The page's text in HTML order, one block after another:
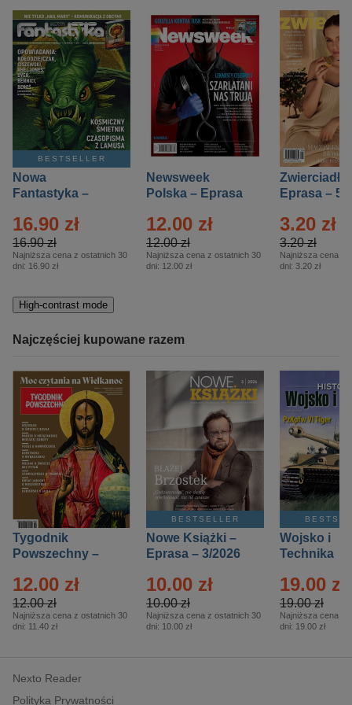
BESTSELLER
Nowa
Fantastyka –
16.90 zł
16.90 zł
Najniższa cena z ostatnich 30
dni: 16.90 zł
Newsweek
Polska – Eprasa
12.00 zł
12.00 zł
Najniższa cena z ostatnich 30
dni: 12.00 zł
Zwierciadło
Eprasa – 5/
3.20 zł
3.20 zł
Najniższa cena z
dni: 3.20 zł
High-contrast mode
Najczęściej kupowane razem
Tygodnik
Powszechny –
12.00 zł
12.00 zł
Najniższa cena z ostatnich 30
dni: 11.40 zł
BESTSELLER
Nowe Książki –
Eprasa – 3/2026
10.00 zł
10.00 zł
Najniższa cena z ostatnich 30
dni: 10.00 zł
Wojsko i
Technika
– 2/2026
19.00 zł
19.00 zł
Najniższa cena z
dni: 19.00 zł
Nexto Reader
Polityka Prywatności